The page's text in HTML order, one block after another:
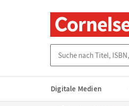
Digitale Medien